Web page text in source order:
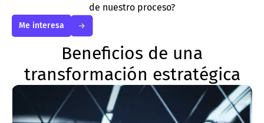
de nuestro proceso?
Me interesa
Beneficios de una
transformación estratégica